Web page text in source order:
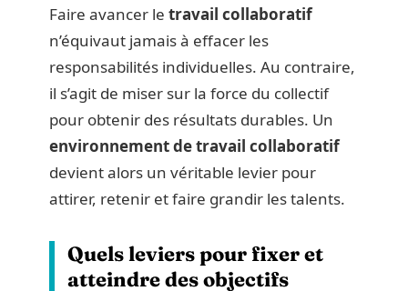
Faire avancer le travail collaboratif
n’équivaut jamais à effacer les
responsabilités individuelles. Au contraire,
il s’agit de miser sur la force du collectif
pour obtenir des résultats durables. Un
environnement de travail collaboratif
devient alors un véritable levier pour
attirer, retenir et faire grandir les talents.
Quels leviers pour fixer et
atteindre des objectifs